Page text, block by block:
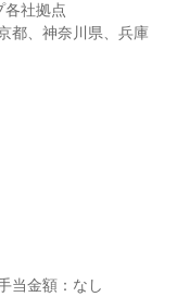
各社拠点
都、神奈川県、兵庫
当金額：なし